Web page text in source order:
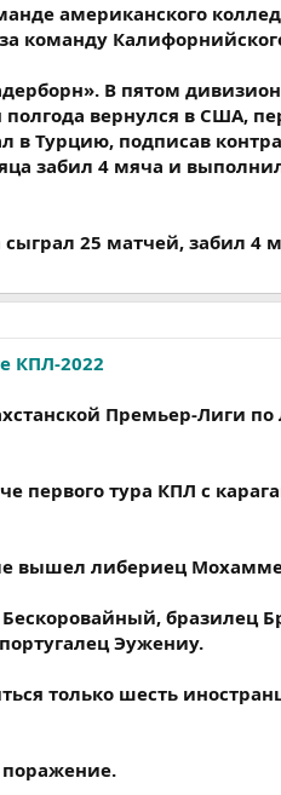
американского
команду
В пятом
вернулся в США,
в Турцию, подписав
забил 4 мяча и выполнил
25 матчей, забил 4
КПЛ-2022
Премьер-Лиги
первого тура КПЛ с
вышел либериец
бразилец
Эужениу.
только шесть